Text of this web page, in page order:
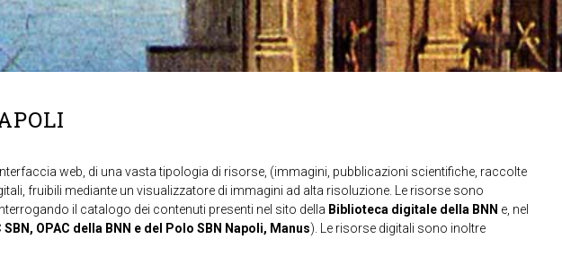
web, di una vasta tipologia di risorse, (immagini, pubblicazioni scientifiche, raccolte
fruibili mediante un visualizzatore di immagini ad alta risoluzione. Le risorse sono
il catalogo dei contenuti presenti nel sito della Biblioteca digitale della BNN e, nel
SBN, OPAC della BNN e del Polo SBN Napoli, Manus). Le risorse digitali sono inoltre